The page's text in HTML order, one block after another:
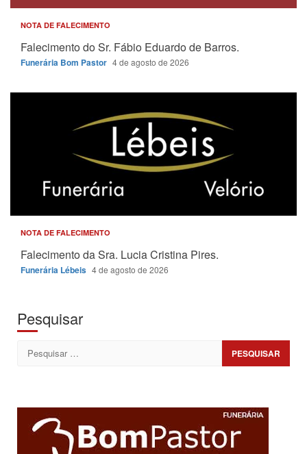
NOTA DE FALECIMENTO
Falecimento do Sr. Fábio Eduardo de Barros.
Funerária Bom Pastor 4 de agosto de 2026
NOTA DE FALECIMENTO
Falecimento da Sra. Lucia Cristina Pires.
Funerária Lébeis 4 de agosto de 2026
Pesquisar
Pesquisar